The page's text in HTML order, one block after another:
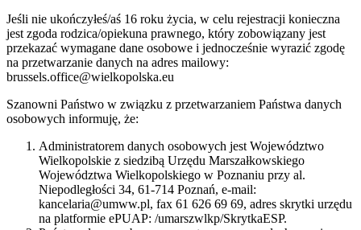
Jeśli nie ukończyłeś/aś 16 roku życia, w celu rejestracji konieczna
jest zgoda rodzica/opiekuna prawnego, który zobowiązany jest
przekazać wymagane dane osobowe i jednocześnie wyrazić zgodę
na przetwarzanie danych na adres mailowy:
brussels.office@wielkopolska.eu
Szanowni Państwo w związku z przetwarzaniem Państwa danych
osobowych informuję, że:
Administratorem danych osobowych jest Województwo
Wielkopolskie z siedzibą Urzędu Marszałkowskiego
Województwa Wielkopolskiego w Poznaniu przy al.
Niepodległości 34, 61-714 Poznań, e-mail:
kancelaria@umww.pl, fax 61 626 69 69, adres skrytki urzędu
na platformie ePUAP: /umarszwlkp/SkrytkaESP.